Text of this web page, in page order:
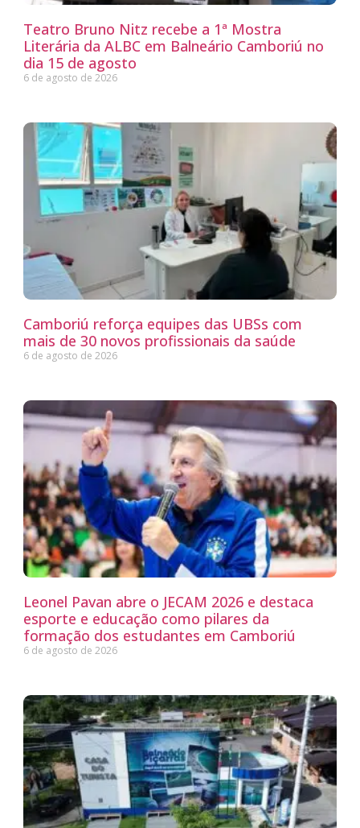
Teatro Bruno Nitz recebe a 1ª Mostra
Literária da ALBC em Balneário Camboriú no
dia 15 de agosto
6 de agosto de 2026
Camboriú reforça equipes das UBSs com
mais de 30 novos profissionais da saúde
6 de agosto de 2026
Leonel Pavan abre o JECAM 2026 e destaca
esporte e educação como pilares da
formação dos estudantes em Camboriú
6 de agosto de 2026